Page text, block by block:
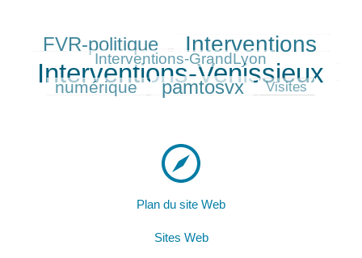
315/550FVR-politique
401/550 Interventions
181/550
Interventions-GrandLyon
Interventions-Venissieux
223/550
numérique
320/550 pamtosvx
81/550 Visites
Plan du site Web
Sites Web